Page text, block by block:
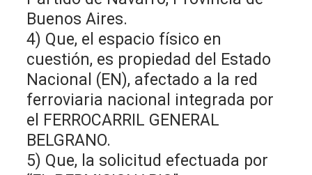
Buenos Aires.
4) Que, el espacio físico en
cuestión, es propiedad del Estado
Nacional (EN), afectado a la red
ferroviaria nacional integrada por
el FERROCARRIL GENERAL
BELGRANO.
5) Que, la solicitud efectuada por